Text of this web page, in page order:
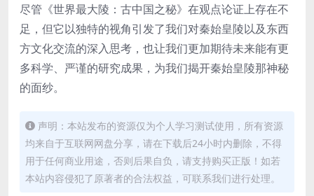
尽管《世界最大陵：古中国之秘》在观点论证上存在不
足，但它以独特的视角引发了我们对秦始皇陵以及东西
方文化交流的深入思考，也让我们更加期待未来能有更
多科学、严谨的研究成果，为我们揭开秦始皇陵那神秘
的面纱。
声明：本站发布的资源仅为个人学习测试使用，所有资源
均来自于互联网网盘分享，请在下载后24小时内删除，不得
用于任何商业用途，否则后果自负，请支持购买正版！如若
本站内容侵犯了原著者的合法权益，可联系我们进行处理。